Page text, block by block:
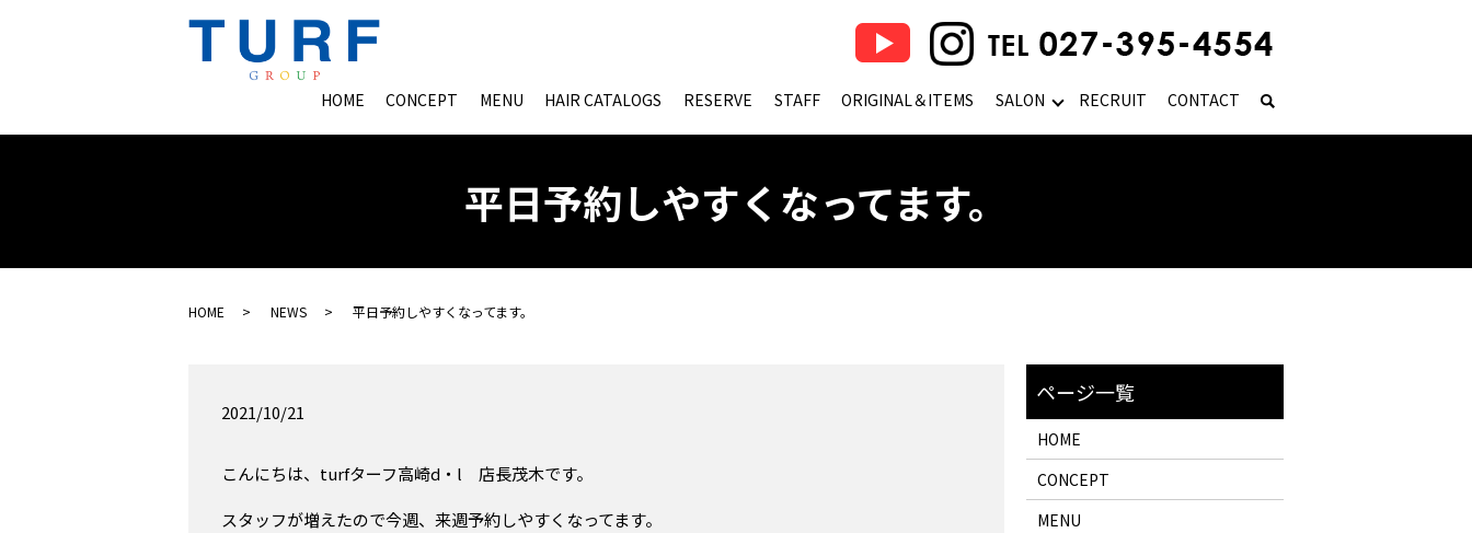
HOME CONCEPT MENU HAIR CATALOGS RESERVE STAFF ORIGINAL＆ITEMS SALON RECRUIT CONTACT
平日予約しやすくなってます。
HOME NEWS 平日予約しやすくなってます。
2021/10/21
こんにちは、turfターフ高崎d・l 店長茂木です。
スタッフが増えたので今週、来週予約しやすくなってます。
HOME
CONCEPT
MENU